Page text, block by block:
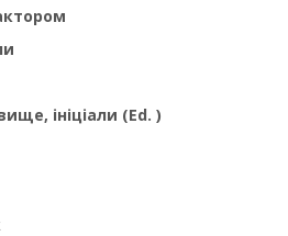
ініціали (Ed. )